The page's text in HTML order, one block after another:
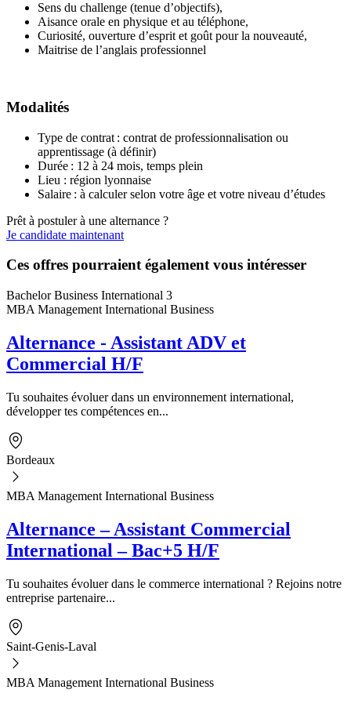
Sens du challenge (tenue d’objectifs),
Aisance orale en physique et au téléphone,
Curiosité, ouverture d’esprit et goût pour la nouveauté,
Maitrise de l’anglais professionnel
Modalités
Type de contrat : contrat de professionnalisation ou
apprentissage (à définir)
Durée : 12 à 24 mois, temps plein
Lieu : région lyonnaise
Salaire : à calculer selon votre âge et votre niveau d’études
Prêt à postuler à une alternance ?
Je candidate maintenant
Ces offres pourraient également vous intéresser
Bachelor Business International 3
MBA Management International Business
Alternance - Assistant ADV et
Commercial H/F
Tu souhaites évoluer dans un environnement international,
développer tes compétences en...
Bordeaux
MBA Management International Business
Alternance – Assistant Commercial
International – Bac+5 H/F
Tu souhaites évoluer dans le commerce international ? Rejoins notre
entreprise partenaire...
Saint-Genis-Laval
MBA Management International Business